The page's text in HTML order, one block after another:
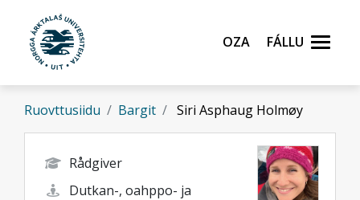
Gå til hovedinnhold
Oza
Fállu
Ruovttusiidu Bargit Siri Asphaug Holmøy
Rådgiver
Dutkan-, oahppo- ja